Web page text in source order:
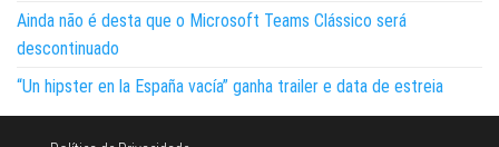
Ainda não é desta que o Microsoft Teams Clássico será
descontinuado
“Un hipster en la España vacía” ganha trailer e data de estreia